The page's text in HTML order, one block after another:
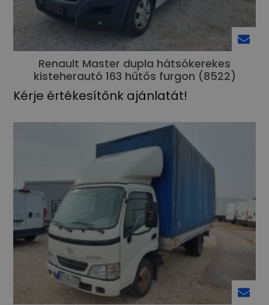
Renault Master dupla hátsókerekes
kisteherautó 163 hűtős furgon (8522)
Kérje értékesítőnk ajánlatát!